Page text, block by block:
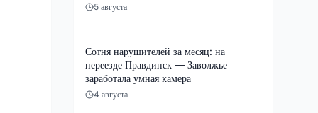
5 августа
Сотня нарушителей за месяц: на
переезде Правдинск — Заволжье
заработала умная камера
4 августа